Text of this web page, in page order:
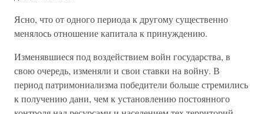
Ясно, что от одного периода к другому существенно
менялось отношение капитала к принуждению.
Изменявшиеся под воздействием войн государства, в
свою очередь, изменяли и свои ставки на войну. В
период патримониализма победители больше стремились
к получению дани, чем к установлению постоянного